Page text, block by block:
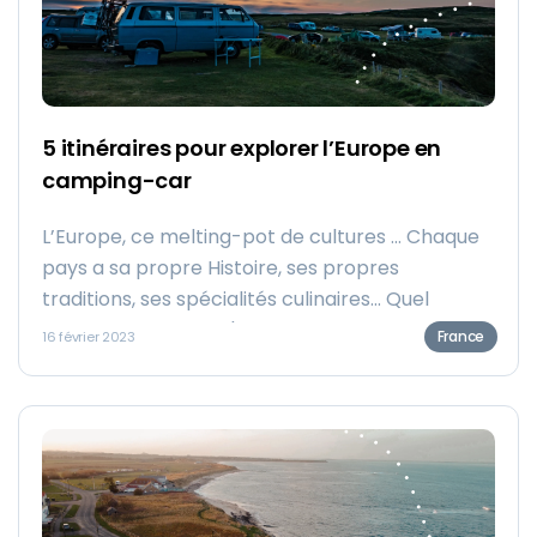
5 itinéraires pour explorer l’Europe en
camping-car
L’Europe, ce melting-pot de cultures ... Chaque
pays a sa propre Histoire, ses propres
traditions, ses spécialités culinaires... Quel
meilleur moyen de s'immerger dans cette
multitude, qu’au travers d’un road trip ? 🌍
16 février 2023 France